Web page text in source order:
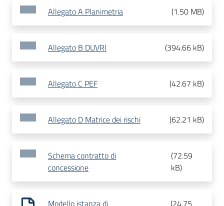
Allegato A Planimetria (1.50 MB)
Allegato B DUVRI (394.66 kB)
Allegato C PEF (42.67 kB)
Allegato D Matrice dei rischi (62.21 kB)
Schema contratto di
concessione
(72.59
kB)
Modello istanza di (24.75